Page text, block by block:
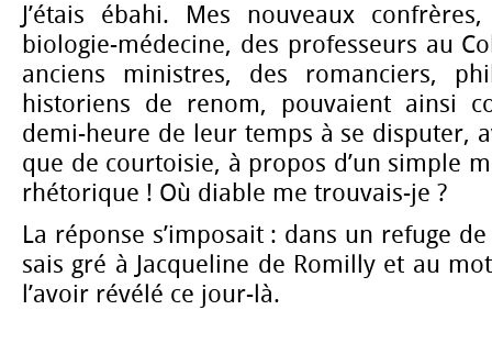
J’étais ébahi. Mes nouveaux
biologie-médecine, des professeurs au
anciens ministres, des romanciers,
historiens de renom, pouvaient ainsi
demi-heure de leur temps à se disputer,
que de courtoisie, à propos d’un simple
rhétorique ! Où diable me trouvais-je ?
La réponse s’imposait : dans un refuge
sais gré à Jacqueline de Romilly et au
l’avoir révélé ce jour-là.